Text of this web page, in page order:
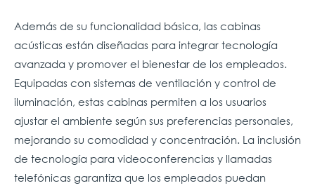
Además de su funcionalidad básica, las cabinas
acústicas están diseñadas para integrar tecnología
avanzada y promover el bienestar de los empleados.
Equipadas con sistemas de ventilación y control de
iluminación, estas cabinas permiten a los usuarios
ajustar el ambiente según sus preferencias personales,
mejorando su comodidad y concentración. La inclusión
de tecnología para videoconferencias y llamadas
telefónicas garantiza que los empleados puedan